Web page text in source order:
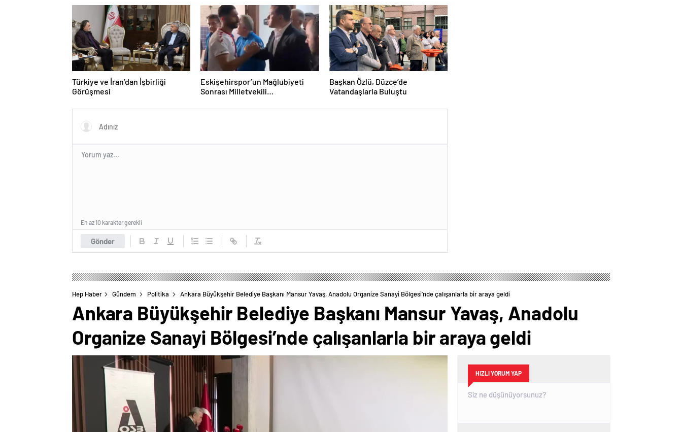
Türkiye ve İran’dan İşbirliği
Görüşmesi
Eskişehirspor’un Mağlubiyeti
Sonrası Milletvekili
Başkan Özlü, Düzce’de
Vatandaşlarla Buluştu
Gönder
En az 10 karakter gerekli
Hep Haber Gündem Politika Ankara Büyükşehir Belediye Başkanı Mansur Yavaş, Anadolu Organize Sanayi Bölgesi’nde çalışanlarla bir araya geldi
Ankara Büyükşehir Belediye Başkanı Mansur Yavaş, Anadolu
Organize Sanayi Bölgesi’nde çalışanlarla bir araya geldi
HIZLI YORUM YAP